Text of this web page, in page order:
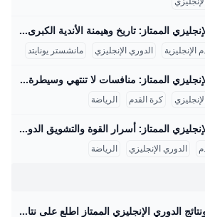
الدوري الإنجليزي الممتاز: تاريخ وهيمنة الأندية الكبرى الدوري الإنجليزي الممتاز هو علامة فارقة في تاريخ كرة القدم الإنجليزية، حيث تم تأسيسه رسميًا في 20 فبراير عام 1992، بعد قرار أندية الدرجة الأولى الانفصال عن دوري الدرجة الأولى الذي تأسس عام 1888. جاء هذا القرار استجابةً لرغبة الأندية في الاستفادة من صفقات البث التلفزيوني المربحة وتحقيق استقلالية أكبر في إدارة شؤون كرة القدم، مما أدى إلى تأسيس مسابقة جديدة أصبحت منذ ذلك الحين أعلى مستوى لكرة القدم في إنجلترا.
الإنجليزية الدوري الإنجليزي مانشستر يونايتد
الدوري الإنجليزي الممتاز: منافسات لا تنتهي وسيطرة الأبطال الدوري الإنجليزي الممتاز هو الدوري الأعلى في نظام كرة القدم الإنجليزية، تأسس عام 1992 بعد انفصال أندية الدرجة الأولى عن الدوري الإنجليزي القديم الذي أسس عام 1888. يشارك في الدوري الحالي 20 فريقًا، يلعب كل فريق 38 مباراة خلال موسم يمتد من أغسطس إلى مايو، بإجمالي 380 مباراة في الموسم. يشتهر الدوري بطابعه التنافسي الشديد وبكونه الأكثر مشاهدة عالميًا، حيث حققت أندية الدوري مجتمعة إيرادات بلغت 1.93 مليار دولار في موسم 2007-2008 فقط، مما يعكس قوة وجاذبية هذا الدوري في مجال حقوق البث التجاري والاقتصادي.
كرة القدم الرياضة
الدوري الإنجليزي الممتاز: أسرار القوة والتشويق الدوري الإنجليزي الممتاز هو من أشهر البطولات الكروية في العالم، حيث يُعتبر الأكثر مشاهدة عبر القارات. تأسس الدوري في عام 1992 بعد انفصال الأندية الكبيرة عن دوري الدرجة الأولى الإنجليزي، وضم في البداية 22 فريقًا ثم انخفض العدد لاحقًا إلى 20 فريقًا. يبلغ متوسط حضور المباريات الجماهيري حوالي 39,000 متفرج لكل مباراة، مما يجعله الدوري الأعلى حضورًا في أوروبا. وفقًا للإحصائيات، يصل عدد مشاهدي الدوري في التلفاز إلى أكثر من 4 مليارات شخص سنويًا، ما يبرز شعبيته العالمية الهائلة.
الدوري الإنجليزي الرياضة
مباريات ونتائج الدوري الإنجليزي الممتاز اطلع على نتائج مباريات الدوري الانجليزي الممتاز اليوم واكتشف ترتيب الفرق واللاعبين ومواعيد المباريات القادمة وجدول النقاط عبر الشرق رياضة. تابع البريميرليج الآن الدوري الإنجليزي الممتاز توصل غلطة سراى التركي إلى اتفاق مع مانشستر سيتي لضم المدافع السويسري مانويل أكانجي خلال فترة الانتقالات الصيفية الحالية.